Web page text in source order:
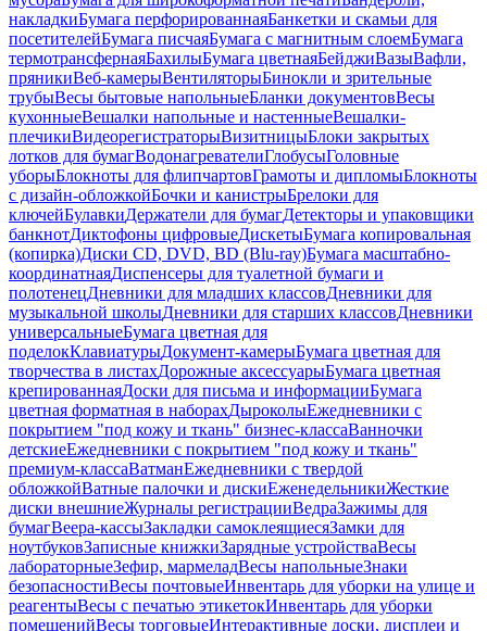
накладкиБумага перфорированнаяБанкетки и скамьи для
посетителейБумага писчаяБумага с магнитным слоемБумага
термотрансфернаяБахилыБумага цветнаяБейджиВазыВафли,
пряникиВеб-камерыВентиляторыБинокли и зрительные
трубыВесы бытовые напольныеБланки документовВесы
кухонныеВешалки напольные и настенныеВешалки-
плечикиВидеорегистраторыВизитницыБлоки закрытых
лотков для бумагВодонагревателиГлобусыГоловные
уборыБлокноты для флипчартовГрамоты и дипломыБлокноты
с дизайн-обложкойБочки и канистрыБрелоки для
ключейБулавкиДержатели для бумагДетекторы и упаковщики
банкнотДиктофоны цифровыеДискетыБумага копировальная
(копирка)Диски CD, DVD, BD (Blu-ray)Бумага масштабно-
координатнаяДиспенсеры для туалетной бумаги и
полотенецДневники для младших классовДневники для
музыкальной школыДневники для старших классовДневники
универсальныеБумага цветная для
поделокКлавиатурыДокумент-камерыБумага цветная для
творчества в листахДорожные аксессуарыБумага цветная
крепированнаяДоски для письма и информацииБумага
цветная форматная в наборахДыроколыЕжедневники с
покрытием "под кожу и ткань" бизнес-классаВанночки
детскиеЕжедневники с покрытием "под кожу и ткань"
премиум-классаВатманЕжедневники с твердой
обложкойВатные палочки и дискиЕженедельникиЖесткие
диски внешниеЖурналы регистрацииВедраЗажимы для
бумагВеера-кассыЗакладки самоклеящиесяЗамки для
ноутбуковЗаписные книжкиЗарядные устройстваВесы
лабораторныеЗефир, мармеладВесы напольныеЗнаки
безопасностиВесы почтовыеИнвентарь для уборки на улице и
реагентыВесы с печатью этикетокИнвентарь для уборки
помещенийВесы торговыеИнтерактивные доски, дисплеи и